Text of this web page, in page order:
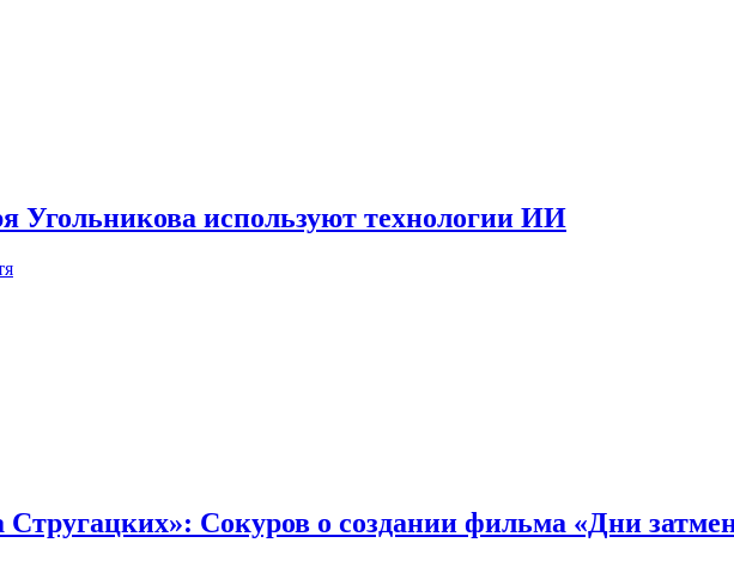
Угольникова используют технологии ИИ
Стругацких»: Сокуров о создании фильма «Дни